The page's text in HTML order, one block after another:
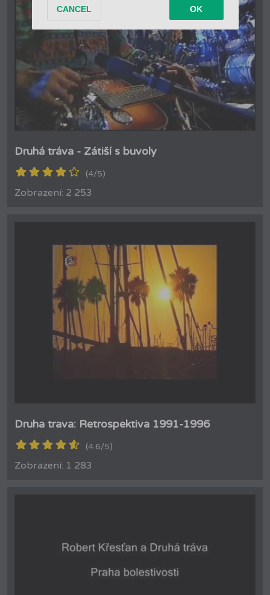
Druhá tráva - Zátiší s buvoly
(4/5)
Zobrazení: 2 253
Druha trava: Retrospektiva 1991-1996
(4.6/5)
Zobrazení: 1 283